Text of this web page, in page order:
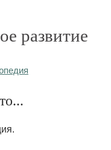
развитие